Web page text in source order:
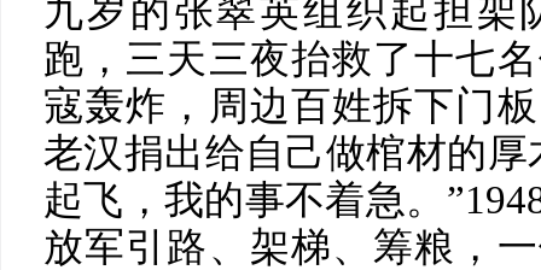
九岁的张翠英组织起担架
跑，三天三夜抬救了十七
寇轰炸，周边百姓拆下门
老汉捐出给自己做棺材的
起飞，我的事不着急。
放军引路、架梯、筹粮，